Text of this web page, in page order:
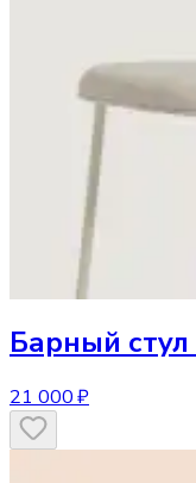
Барный стул
21 000 ₽